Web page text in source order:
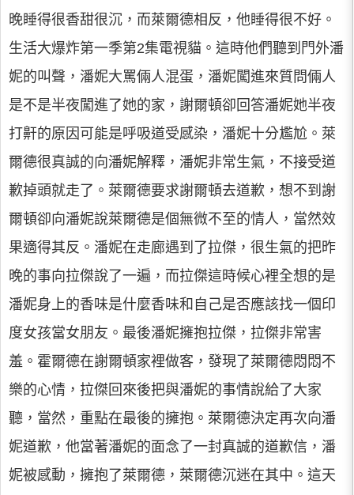
晚睡得很香甜很沉，而萊爾德相反，他睡得很不好。
生活大爆炸第一季第2集電視貓。這時他們聽到門外潘
妮的叫聲，潘妮大罵倆人混蛋，潘妮闖進來質問倆人
是不是半夜闖進了她的家，謝爾頓卻回答潘妮她半夜
打鼾的原因可能是呼吸道受感染，潘妮十分尷尬。萊
爾德很真誠的向潘妮解釋，潘妮非常生氣，不接受道
歉掉頭就走了。萊爾德要求謝爾頓去道歉，想不到謝
爾頓卻向潘妮說萊爾德是個無微不至的情人，當然效
果適得其反。潘妮在走廊遇到了拉傑，很生氣的把昨
晚的事向拉傑說了一遍，而拉傑這時候心裡全想的是
潘妮身上的香味是什麼香味和自己是否應該找一個印
度女孩當女朋友。最後潘妮擁抱拉傑，拉傑非常害
羞。霍爾德在謝爾頓家裡做客，發現了萊爾德悶悶不
樂的心情，拉傑回來後把與潘妮的事情說給了大家
聽，當然，重點在最後的擁抱。萊爾德決定再次向潘
妮道歉，他當著潘妮的面念了一封真誠的道歉信，潘
妮被感動，擁抱了萊爾德，萊爾德沉迷在其中。這天